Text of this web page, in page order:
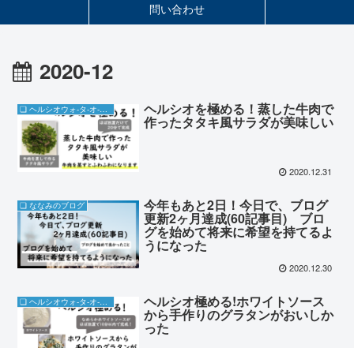
問い合わせ
2020-12
ヘルシオを極める！蒸した牛肉で
作ったタタキ風サラダが美味しい
2020.12.31
❏ ななみのブログ 今年もあと2日！今日で、ブログ
更新2ヶ月達成(60記事目) ブロ
グを始めて将来に希望を持てるよ
うになった
2020.12.30
❏ ヘルシオウォ-タ-オ-ブン ヘルシオ極める!ホワイトソース
から手作りのグラタンがおいしか
った